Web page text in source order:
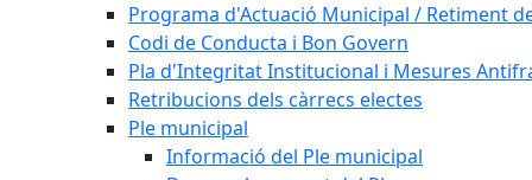
Programa d'Actuació Municipal / Retiment
Codi de Conducta i Bon Govern
Pla d'Integritat Institucional i Mesures
Retribucions dels càrrecs electes
Ple municipal
Informació del Ple municipal